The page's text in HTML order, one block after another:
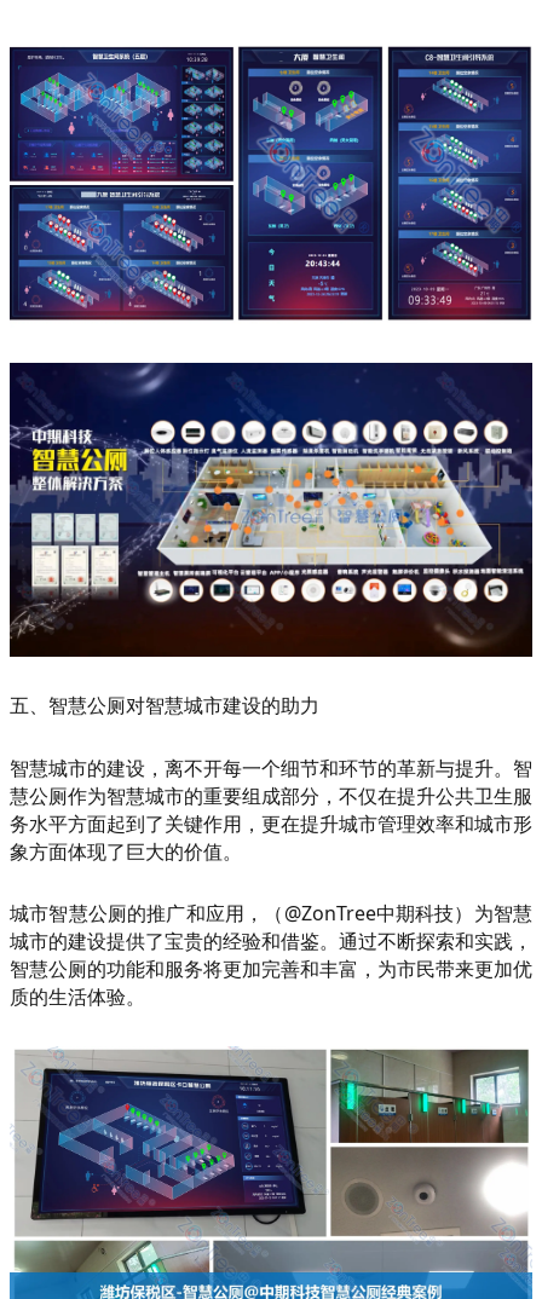
五、智慧公厕对智慧城市建设的助力
智慧城市的建设，离不开每一个细节和环节的革新与提升。智
慧公厕作为智慧城市的重要组成部分，不仅在提升公共卫生服
务水平方面起到了关键作用，更在提升城市管理效率和城市形
象方面体现了巨大的价值。
城市智慧公厕的推广和应用，（@ZonTree中期科技）为智慧
城市的建设提供了宝贵的经验和借鉴。通过不断探索和实践，
智慧公厕的功能和服务将更加完善和丰富，为市民带来更加优
质的生活体验。